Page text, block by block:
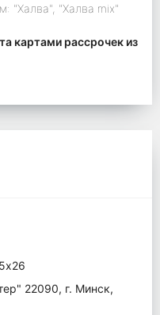
"Халва", "Халва mix"
картами рассрочек из
22090, г. Минск,